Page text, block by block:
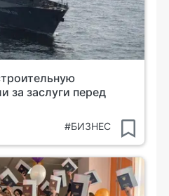
за заслуги перед
#БИЗНЕС